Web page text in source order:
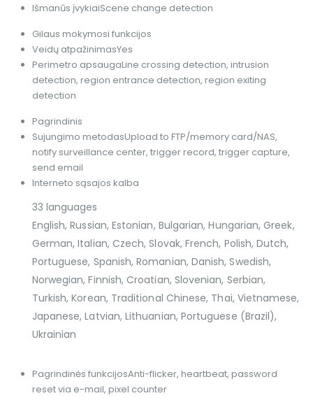
Išmanūs įvykiaiScene change detection
Gilaus mokymosi funkcijos
Veidų atpažinimasYes
Perimetro apsaugaLine crossing detection, intrusion
detection, region entrance detection, region exiting
detection
Pagrindinis
Sujungimo metodasUpload to FTP/memory card/NAS,
notify surveillance center, trigger record, trigger capture,
send email
Interneto sąsajos kalba
33 languages
English, Russian, Estonian, Bulgarian, Hungarian, Greek,
German, Italian, Czech, Slovak, French, Polish, Dutch,
Portuguese, Spanish, Romanian, Danish, Swedish,
Norwegian, Finnish, Croatian, Slovenian, Serbian,
Turkish, Korean, Traditional Chinese, Thai, Vietnamese,
Japanese, Latvian, Lithuanian, Portuguese (Brazil),
Ukrainian
Pagrindinės funkcijosAnti-flicker, heartbeat, password
reset via e-mail, pixel counter